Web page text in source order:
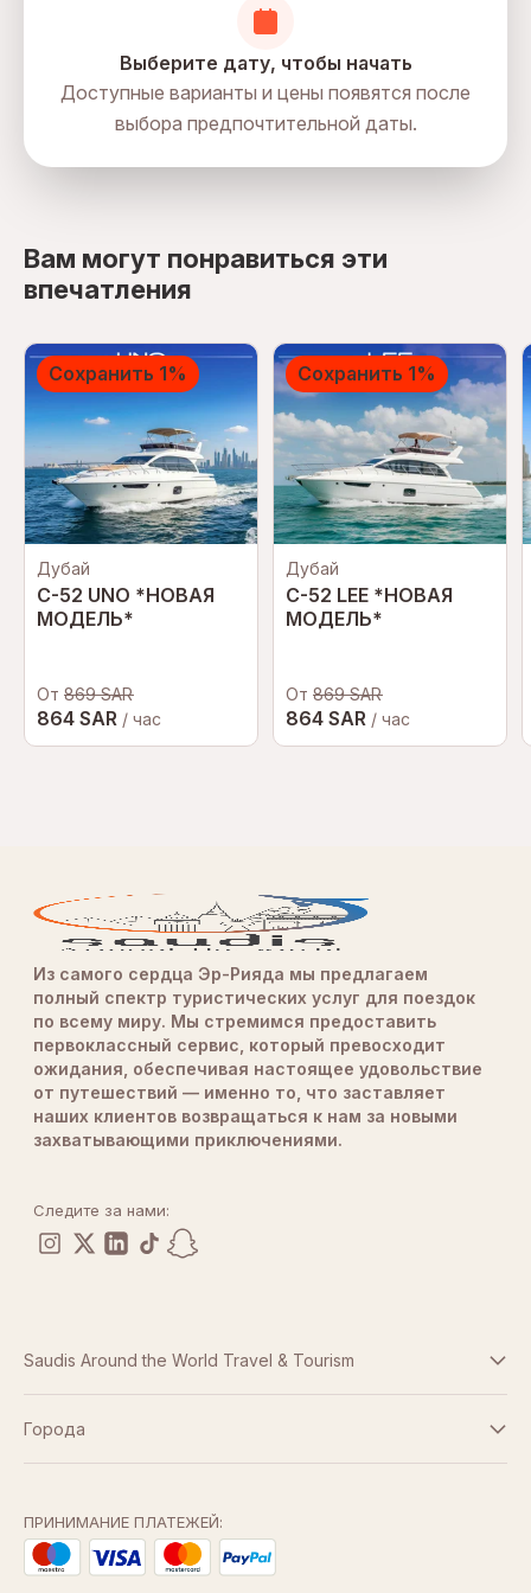
Выберите дату, чтобы начать
Доступные варианты и цены появятся после
выбора предпочтительной даты.
Вам могут понравиться эти
впечатления
Дубай
C-52 UNO *НОВАЯ
МОДЕЛЬ*
От 869 SAR
864 SAR / час
Сохранить 1%
Дубай
C-52 LEE *НОВАЯ
МОДЕЛЬ*
От 869 SAR
864 SAR / час
Сохранить 1%
Из самого сердца Эр-Рияда мы предлагаем
полный спектр туристических услуг для поездок
по всему миру. Мы стремимся предоставить
первоклассный сервис, который превосходит
ожидания, обеспечивая настоящее удовольствие
от путешествий — именно то, что заставляет
наших клиентов возвращаться к нам за новыми
захватывающими приключениями.
Следите за нами:
Saudis Around the World Travel & Tourism
Условия и положения
Города
Абу-Даби
Доха
ПРИНИМАНИЕ ПЛАТЕЖЕЙ: